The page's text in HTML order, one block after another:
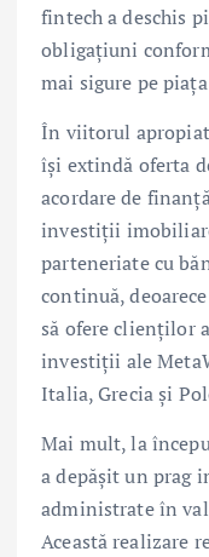
fintech a deschis
obligațiuni
mai sigure pe
În viitorul
își extindă oferta
acordare de
investiții
parteneriate cu
continuă,
să ofere clienților
investiții ale
Italia, Grecia și
Mai mult, la
a depășit un prag
administrate în
Această realizare